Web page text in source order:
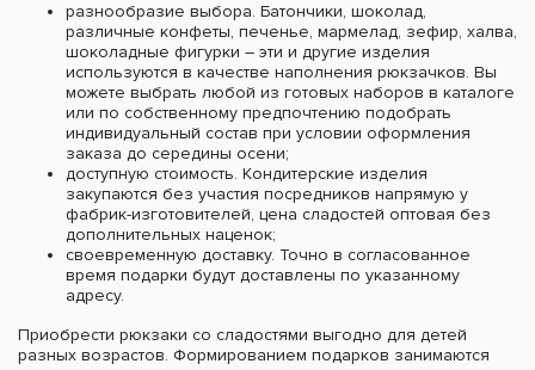
разнообразие выбора. Батончики, шоколад,
различные конфеты, печенье, мармелад, зефир, халва,
шоколадные фигурки – эти и другие изделия
используются в качестве наполнения рюкзачков. Вы
можете выбрать любой из готовых наборов в каталоге
или по собственному предпочтению подобрать
индивидуальный состав при условии оформления
заказа до середины осени;
доступную стоимость. Кондитерские изделия
закупаются без участия посредников напрямую у
фабрик-изготовителей, цена сладостей оптовая без
дополнительных наценок;
своевременную доставку. Точно в согласованное
время подарки будут доставлены по указанному
адресу.
Приобрести рюкзаки со сладостями выгодно для детей
разных возрастов. Формированием подарков занимаются